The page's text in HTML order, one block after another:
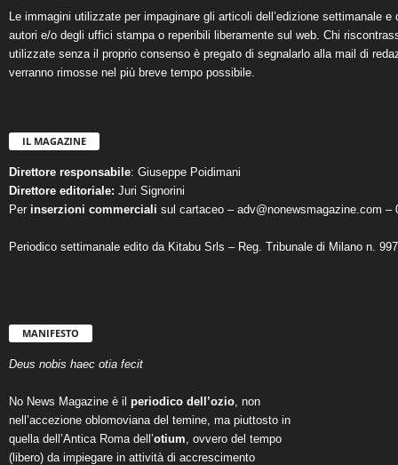
Le immagini utilizzate per impaginare gli articoli dell’edizione settimanale
autori e/o degli uffici stampa o reperibili liberamente sul web. Chi
utilizzate senza il proprio consenso è pregato di segnalarlo alla mail di
verranno rimosse nel più breve tempo possibile.
IL MAGAZINE
Direttore responsabile: Giuseppe Poidimani
Direttore editoriale: Juri Signorini
Per inserzioni commerciali sul cartaceo – adv@nonewsmagazine.com –
Periodico settimanale edito da Kitabu Srls – Reg. Tribunale di Milano n.
MANIFESTO
Deus nobis haec otia fecit
No News Magazine è il periodico dell’ozio , non
nell’accezione oblomoviana del temine, ma piuttosto in
quella dell’Antica Roma dell’otium , ovvero del tempo
(libero) da impiegare in attività di accrescimento